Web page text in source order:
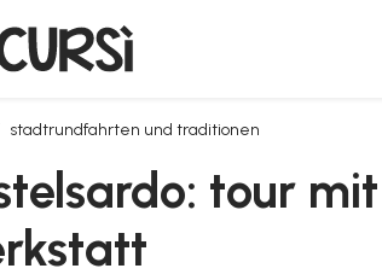
stadtrundfahrten und traditionen
tour mit besuch des museums von intreccio
tour